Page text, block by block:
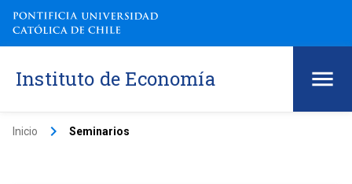
Instituto de Economía
Inicio keyboard_arrow_right Seminarios